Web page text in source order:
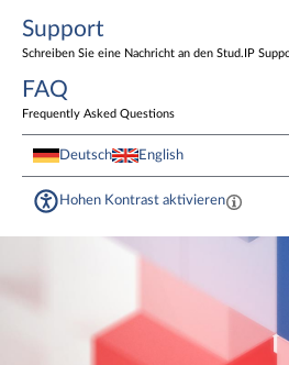
Support
Schreiben Sie eine Nachricht an den Stud.IP
FAQ
Frequently Asked Questions
Deutsch English
Hohen Kontrast aktivieren